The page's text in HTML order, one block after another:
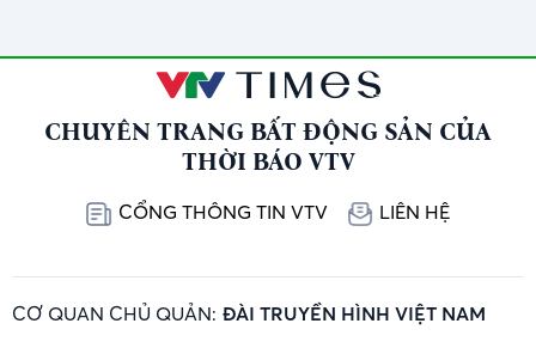
CHUYÊN TRANG BẤT ĐỘNG SẢN CỦA
THỜI BÁO VTV
CỔNG THÔNG TIN VTV LIÊN HỆ
CƠ QUAN CHỦ QUẢN: ĐÀI TRUYỀN HÌNH VIỆT NAM